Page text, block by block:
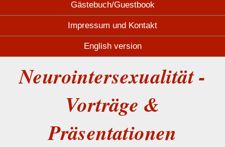
Gästebuch/Guestbook
Impressum und Kontakt
English version
Neurointersexualität -
Vorträge &
Präsentationen